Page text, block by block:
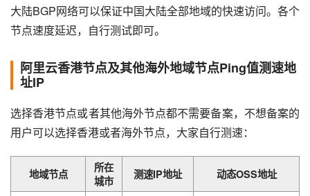
大陆BGP网络可以保证中国大陆全部地域的快速访问。各个
节点速度延迟，自行测试即可。
阿里云香港节点及其他海外地域节点Ping值测速地
址IP
选择香港节点或者其他海外节点都不需要备案，不想备案的
用户可以选择香港或者海外节点，大家自行测速：
地域节点
所在
城市
测速IP地址 动态OSS地址